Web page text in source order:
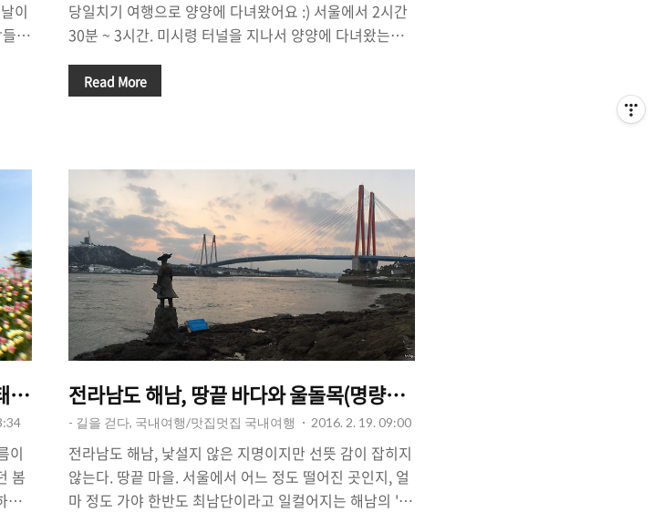
이
도
에
보
'를
당일치기 여행으로 양양에 다녀왔어요 :) 서울에서 2시간
30분 ~ 3시간. 미시령 터널을 지나서 양양에 다녀왔는데
양양까지 1 시간 반이면 갈 수 있다고하니, 양양에 더 자주
한계령을 지나는 차들이 거의 없더라고요. 호젓한 분위기
를 느끼고 싶다면, 겨울 바다가 딱이죠! 이제 겨울이 끝나
가고 있지만 아직 바닷가에는 사람들이 별로 없더라고요.
봄바람 부는 바닷가를 거닐어 보는 것도 꽤나 낭만적인 일
이 되지 않을까..
Read More
안 세계 튤립 꽃축제'
이
봄
지
전라남도 해남, 땅끝 바다와 울돌목(명량해협) 그리고 두륜산에 들다.
- 길을 걷다, 국내여행/맛집멋집 국내여행 2016. 2. 19. 09:00
전라남도 해남, 낯설지 않은 지명이지만 선뜻 감이 잡히지
않는다. 땅끝 마을. 서울에서 어느 정도 떨어진 곳인지, 얼
마 정도 가야 한반도 최남단이라고 일컬어지는 해남의 '땅